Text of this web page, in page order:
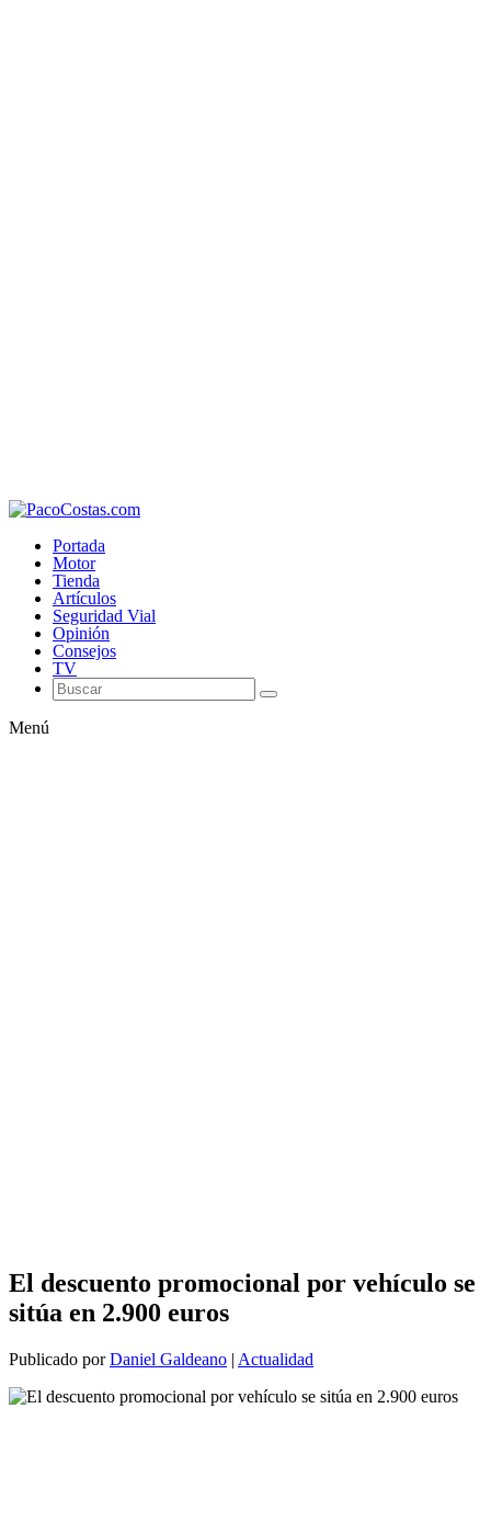
Portada
Motor
Tienda
Artículos
Seguridad Vial
Opinión
Consejos
TV
Menú
El descuento promocional por vehículo se
sitúa en 2.900 euros
Publicado porDaniel Galdeano | Actualidad